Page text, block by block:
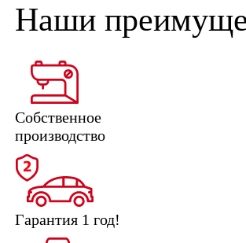
Наши
Собственное
производство
Гарантия 1 год!